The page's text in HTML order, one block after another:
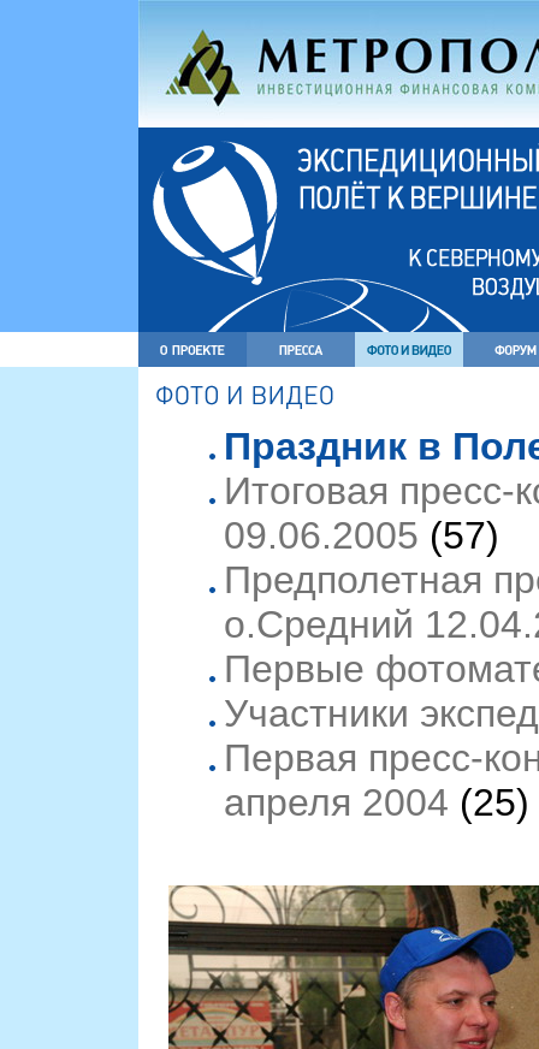
Праздник в
Итоговая
09.06.2005 (57)
Предполетная
о.Средний
Первые
Участники
Первая пресс-
апреля 2004 (25)